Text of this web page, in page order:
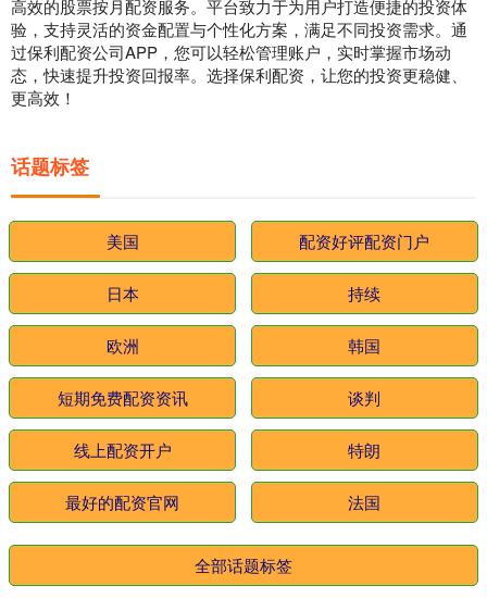
高效的股票按月配资服务。平台致力于为用户打造便捷的投资体
验，支持灵活的资金配置与个性化方案，满足不同投资需求。通
过保利配资公司APP，您可以轻松管理账户，实时掌握市场动
态，快速提升投资回报率。选择保利配资，让您的投资更稳健、
更高效！
话题标签
美国 配资好评配资门户
日本 持续
欧洲 韩国
短期免费配资资讯 谈判
线上配资开户 特朗
最好的配资官网 法国
全部话题标签